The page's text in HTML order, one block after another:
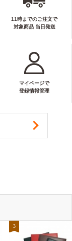
11時までのご注文で
対象商品 当日発送
マイページで
登録情報管理